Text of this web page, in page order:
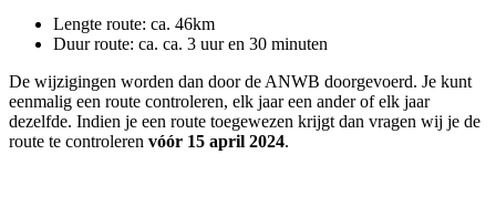
Lengte route: ca. 46km
Duur route: ca. ca. 3 uur en 30 minuten
De wijzigingen worden dan door de ANWB doorgevoerd. Je kunt
eenmalig een route controleren, elk jaar een ander of elk jaar
dezelfde. Indien je een route toegewezen krijgt dan vragen wij je de
route te controleren vóór 15 april 2024.